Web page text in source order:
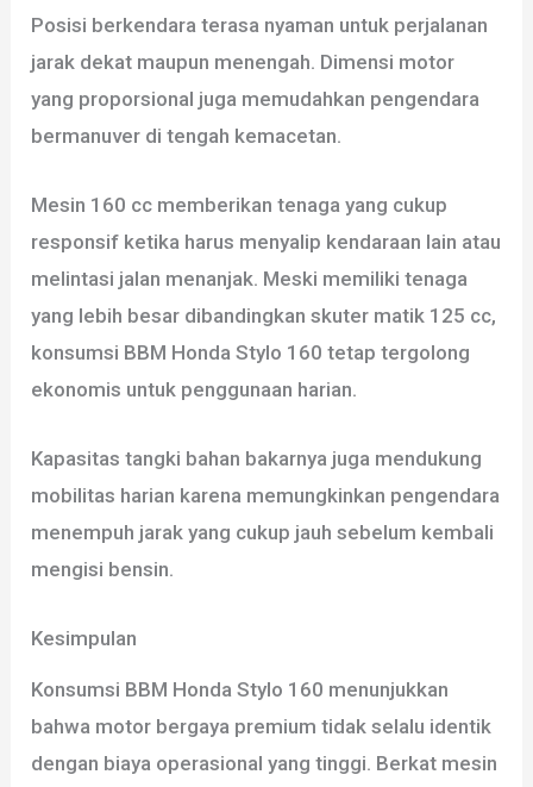
Posisi berkendara terasa nyaman untuk perjalanan
jarak dekat maupun menengah. Dimensi motor
yang proporsional juga memudahkan pengendara
bermanuver di tengah kemacetan.
Mesin 160 cc memberikan tenaga yang cukup
responsif ketika harus menyalip kendaraan lain atau
melintasi jalan menanjak. Meski memiliki tenaga
yang lebih besar dibandingkan skuter matik 125 cc,
konsumsi BBM Honda Stylo 160 tetap tergolong
ekonomis untuk penggunaan harian.
Kapasitas tangki bahan bakarnya juga mendukung
mobilitas harian karena memungkinkan pengendara
menempuh jarak yang cukup jauh sebelum kembali
mengisi bensin.
Kesimpulan
Konsumsi BBM Honda Stylo 160 menunjukkan
bahwa motor bergaya premium tidak selalu identik
dengan biaya operasional yang tinggi. Berkat mesin